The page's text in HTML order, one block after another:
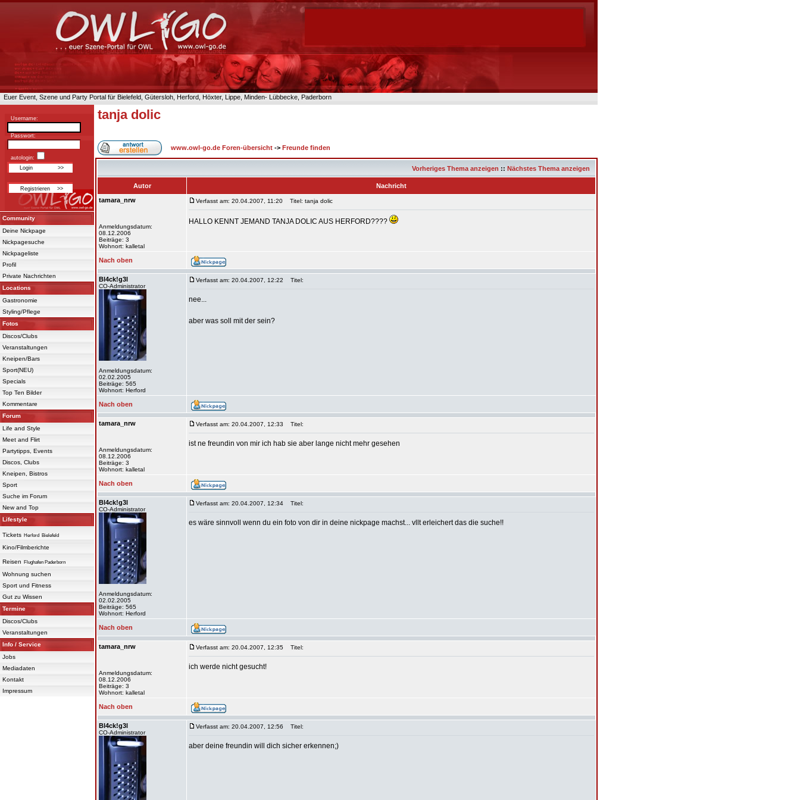
Euer Event, Szene und Party Portal für Bielefeld, Gütersloh, Herford, Höxter, Lippe, Minden- Lübbecke, Paderborn
Username:
Passwort:
autologin:
Community
Deine Nickpage
Nickpagesuche
Nickpageliste
Profil
Private Nachrichten
Locations
Gastronomie
Styling/Pflege
Fotos
Discos/Clubs
Veranstaltungen
Kneipen/Bars
Sport(NEU)
Specials
Top Ten Bilder
Kommentare
Forum
Life and Style
Meet and Flirt
Partytipps, Events
Discos, Clubs
Kneipen, Bistros
Sport
Suche im Forum
New and Top
Lifestyle
Tickets Herford Bielefeld
Kino/Filmberichte
Reisen Flughafen Paderborn
Wohnung suchen
Sport und Fitness
Gut zu Wissen
Termine
Discos/Clubs
Veranstaltungen
Info / Service
Jobs
Mediadaten
Kontakt
Impressum
tanja dolic
www.owl-go.de Foren-übersicht -> Freunde finden
Vorheriges Thema anzeigen :: Nächstes Thema anzeigen
Autor
Nachricht
tamara_nrw
Anmeldungsdatum:
08.12.2006
Beiträge: 3
Wohnort: kalletal
Verfasst am: 20.04.2007, 11:20 Titel: tanja dolic
HALLO KENNT JEMAND TANJA DOLIC AUS HERFORD????
Nach oben
Bl4ck!g3l
CO-Administrator
Anmeldungsdatum:
02.02.2005
Beiträge: 565
Wohnort: Herford
Verfasst am: 20.04.2007, 12:22 Titel:
nee...
aber was soll mit der sein?
Nach oben
tamara_nrw
Anmeldungsdatum:
08.12.2006
Beiträge: 3
Wohnort: kalletal
Verfasst am: 20.04.2007, 12:33 Titel:
ist ne freundin von mir ich hab sie aber lange nicht mehr gesehen
Nach oben
Bl4ck!g3l
CO-Administrator
Anmeldungsdatum:
02.02.2005
Beiträge: 565
Wohnort: Herford
Verfasst am: 20.04.2007, 12:34 Titel:
es wäre sinnvoll wenn du ein foto von dir in deine nickpage machst... vllt erleichert das die suche!!
Nach oben
tamara_nrw
Anmeldungsdatum:
08.12.2006
Beiträge: 3
Wohnort: kalletal
Verfasst am: 20.04.2007, 12:35 Titel:
ich werde nicht gesucht!
Nach oben
Bl4ck!g3l
CO-Administrator
Verfasst am: 20.04.2007, 12:56 Titel:
aber deine freundin will dich sicher erkennen;)